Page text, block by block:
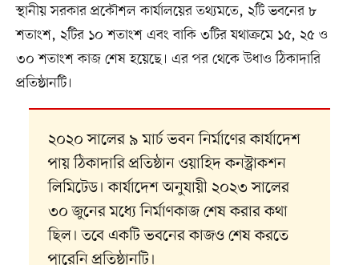
স্থানীয় সরকার প্রকৌশল কার্যালয়ের তথ্যমতে, ২টি ভবনের ৮
শতাংশ, ২টির ১০ শতাংশ এবং বাকি ৩টির যথাক্রমে ১৫, ২৫ ও
৩০ শতাংশ কাজ শেষ হয়েছে। এর পর থেকে উধাও ঠিকাদারি
প্রতিষ্ঠানটি।
২০২০ সালের ৯ মার্চ ভবন নির্মাণের কার্যাদেশ
পায় ঠিকাদারি প্রতিষ্ঠান ওয়াহিদ কনস্ট্রাকশন
লিমিটেড। কার্যাদেশ অনুযায়ী ২০২৩ সালের
৩০ জুনের মধ্যে নির্মাণকাজ শেষ করার কথা
ছিল। তবে একটি ভবনের কাজও শেষ করতে
পারেনি প্রতিষ্ঠানটি।